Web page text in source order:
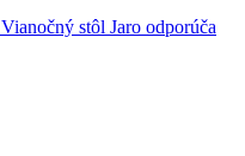
Vianočný stôl Jaro odporúča